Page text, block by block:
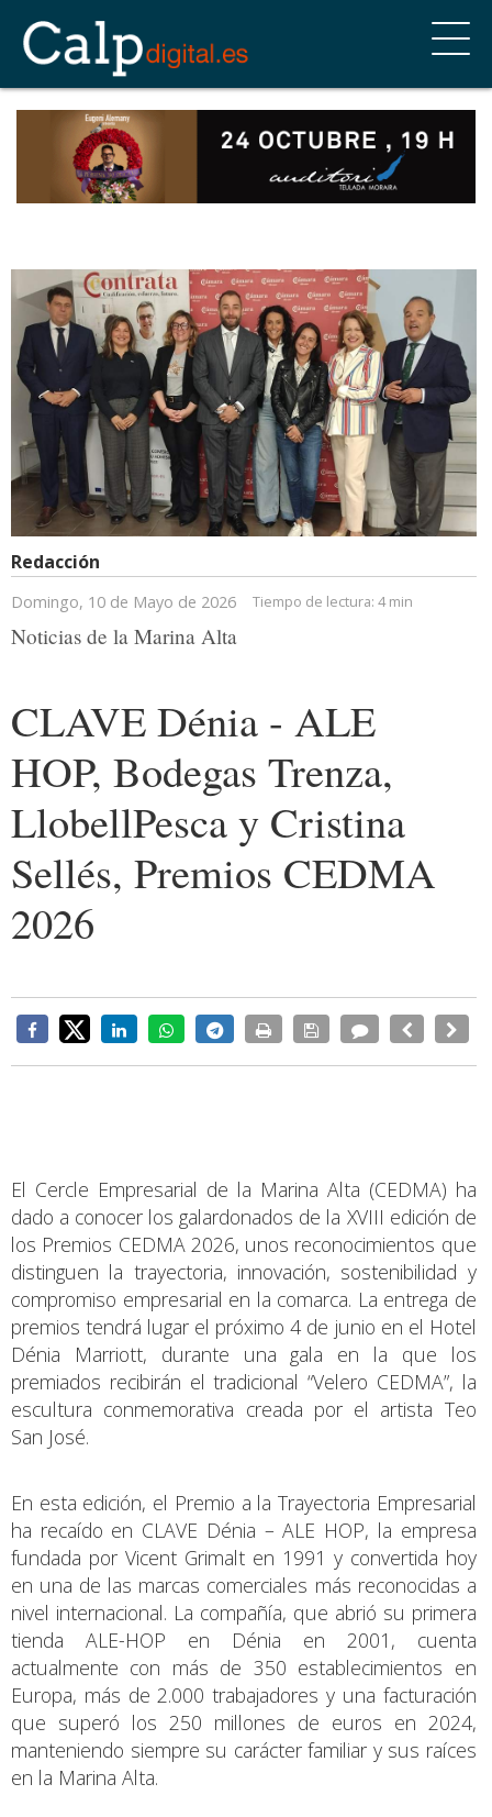
Redacción
Domingo, 10 de Mayo de 2026 Tiempo de lectura: 4 min
Noticias de la Marina Alta
CLAVE Dénia - ALE
HOP, Bodegas Trenza,
LlobellPesca y Cristina
Sellés, Premios CEDMA
2026
El Cercle Empresarial de la Marina Alta (CEDMA) ha
dado a conocer los galardonados de la XVIII edición de
los Premios CEDMA 2026, unos reconocimientos que
distinguen la trayectoria, innovación, sostenibilidad y
compromiso empresarial en la comarca. La entrega de
premios tendrá lugar el próximo 4 de junio en el Hotel
Dénia Marriott, durante una gala en la que los
premiados recibirán el tradicional “Velero CEDMA”, la
escultura conmemorativa creada por el artista Teo
San José.
En esta edición, el Premio a la Trayectoria Empresarial
ha recaído en CLAVE Dénia – ALE HOP, la empresa
fundada por Vicent Grimalt en 1991 y convertida hoy
en una de las marcas comerciales más reconocidas a
nivel internacional. La compañía, que abrió su primera
tienda ALE-HOP en Dénia en 2001, cuenta
actualmente con más de 350 establecimientos en
Europa, más de 2.000 trabajadores y una facturación
que superó los 250 millones de euros en 2024,
manteniendo siempre su carácter familiar y sus raíces
en la Marina Alta.